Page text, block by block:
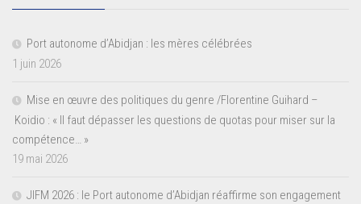
Port autonome d’Abidjan : les mères célébrées
1 juin 2026
Mise en œuvre des politiques du genre /Florentine Guihard –
Koidio : « Il faut dépasser les questions de quotas pour miser sur la
compétence… »
19 mai 2026
JIFM 2026 : le Port autonome d’Abidjan réaffirme son engagement